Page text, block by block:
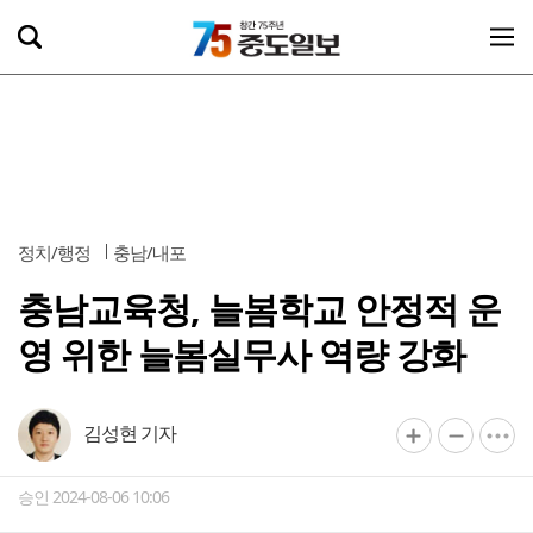
정치/행정 충남/내포
충남교육청, 늘봄학교 안정적 운
영 위한 늘봄실무사 역량 강화
김성현 기자
승인 2024-08-06 10:06